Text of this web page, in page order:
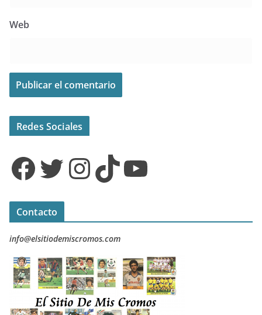
Web
Redes Sociales
Facebook Twitter InstagramTikTok YouTube
Contacto
info@elsitiodemiscromos.com